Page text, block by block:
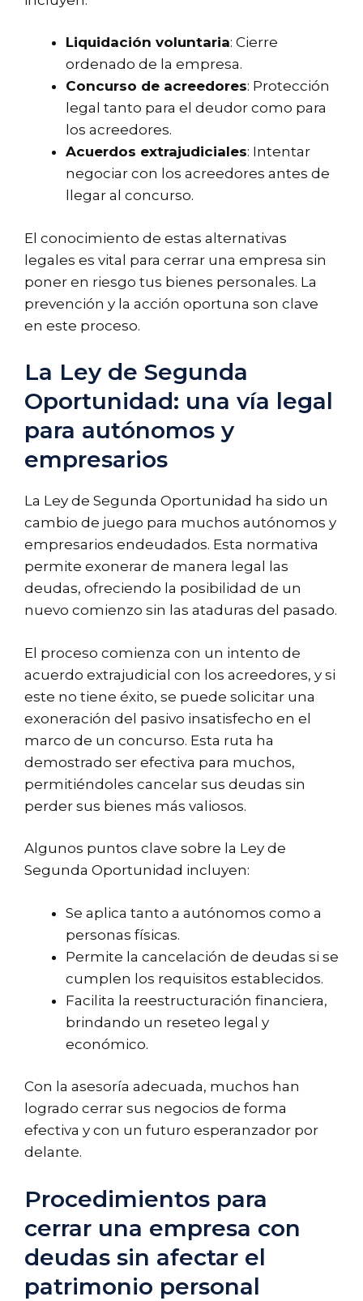
Liquidación voluntaria: Cierre
ordenado de la empresa.
Concurso de acreedores: Protección
legal tanto para el deudor como para
los acreedores.
Acuerdos extrajudiciales: Intentar
negociar con los acreedores antes de
llegar al concurso.
El conocimiento de estas alternativas
legales es vital para cerrar una empresa sin
poner en riesgo tus bienes personales. La
prevención y la acción oportuna son clave
en este proceso.
La Ley de Segunda
Oportunidad: una vía legal
para autónomos y
empresarios
La Ley de Segunda Oportunidad ha sido un
cambio de juego para muchos autónomos y
empresarios endeudados. Esta normativa
permite exonerar de manera legal las
deudas, ofreciendo la posibilidad de un
nuevo comienzo sin las ataduras del pasado.
El proceso comienza con un intento de
acuerdo extrajudicial con los acreedores, y si
este no tiene éxito, se puede solicitar una
exoneración del pasivo insatisfecho en el
marco de un concurso. Esta ruta ha
demostrado ser efectiva para muchos,
permitiéndoles cancelar sus deudas sin
perder sus bienes más valiosos.
Algunos puntos clave sobre la Ley de
Segunda Oportunidad incluyen:
Se aplica tanto a autónomos como a
personas físicas.
Permite la cancelación de deudas si se
cumplen los requisitos establecidos.
Facilita la reestructuración financiera,
brindando un reseteo legal y
económico.
Con la asesoría adecuada, muchos han
logrado cerrar sus negocios de forma
efectiva y con un futuro esperanzador por
delante.
Procedimientos para
cerrar una empresa con
deudas sin afectar el
patrimonio personal